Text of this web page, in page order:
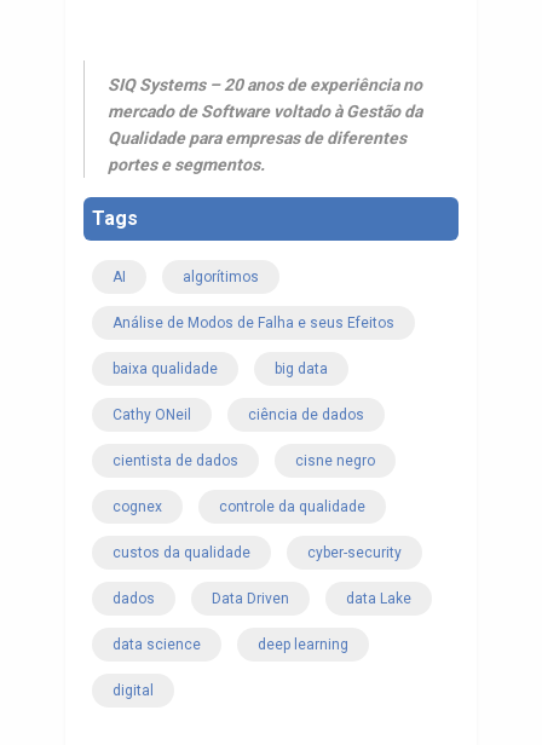
SIQ Systems – 20 anos de experiência no
mercado de Software voltado à Gestão da
Qualidade para empresas de diferentes
portes e segmentos.
Tags
AI algorítimos
Análise de Modos de Falha e seus Efeitos
baixa qualidade big data
Cathy ONeil ciência de dados
cientista de dados cisne negro
cognex controle da qualidade
custos da qualidade cyber-security
dados Data Driven data Lake
data science deep learning
digital